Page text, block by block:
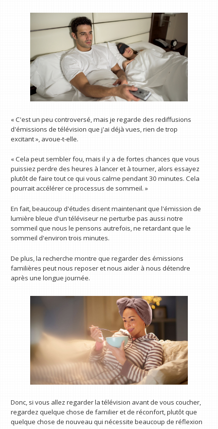
« C'est un peu controversé, mais je regarde des rediffusions
d'émissions de télévision que j'ai déjà vues, rien de trop
excitant », avoue-t-elle.
« Cela peut sembler fou, mais il y a de fortes chances que vous
puissiez perdre des heures à lancer et à tourner, alors essayez
plutôt de faire tout ce qui vous calme pendant 30 minutes. Cela
pourrait accélérer ce processus de sommeil. »
En fait, beaucoup d'études disent maintenant que l'émission de
lumière bleue d'un téléviseur ne perturbe pas aussi notre
sommeil que nous le pensons autrefois, ne retardant que le
sommeil d'environ trois minutes.
De plus, la recherche montre que regarder des émissions
familières peut nous reposer et nous aider à nous détendre
après une longue journée.
Donc, si vous allez regarder la télévision avant de vous coucher,
regardez quelque chose de familier et de réconfort, plutôt que
quelque chose de nouveau qui nécessite beaucoup de réflexion